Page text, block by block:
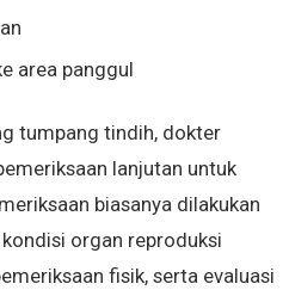
area panggul
tumpang tindih, dokter
lanjutan untuk
biasanya dilakukan
organ reproduksi
fisik, serta evaluasi